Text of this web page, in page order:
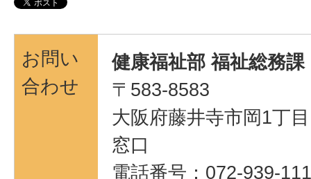
お問い
合わせ
健康福祉部 福祉総務課
〒583-8583
大阪府藤井寺市岡1丁
窓口
電話番号：072-939-